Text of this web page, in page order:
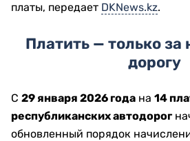
платы, передает DKNews.kz.
Платить — только
дорогу
С 29 января 2026 года на 14
республиканских автодорог
обновленный порядок